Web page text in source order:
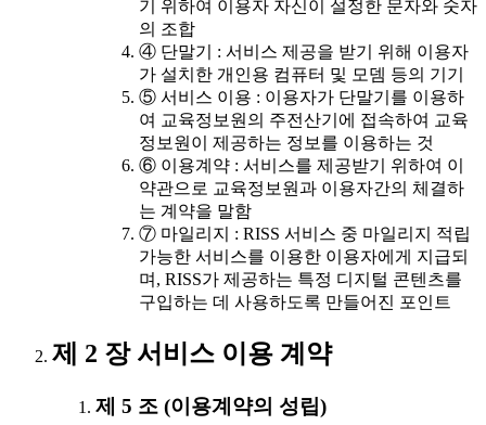
기 위하여 이용자 자신이 설정한 문자와 숫자
의 조합
④ 단말기 : 서비스 제공을 받기 위해 이용자
가 설치한 개인용 컴퓨터 및 모뎀 등의 기기
⑤ 서비스 이용 : 이용자가 단말기를 이용하
여 교육정보원의 주전산기에 접속하여 교육
정보원이 제공하는 정보를 이용하는 것
⑥ 이용계약 : 서비스를 제공받기 위하여 이
약관으로 교육정보원과 이용자간의 체결하
는 계약을 말함
⑦ 마일리지 : RISS 서비스 중 마일리지 적립
가능한 서비스를 이용한 이용자에게 지급되
며, RISS가 제공하는 특정 디지털 콘텐츠를
구입하는 데 사용하도록 만들어진 포인트
제 2 장 서비스 이용 계약
제 5 조 (이용계약의 성립)